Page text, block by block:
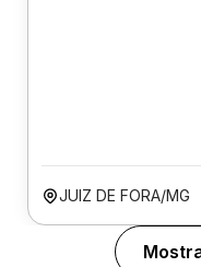
JUIZ DE FORA/MG